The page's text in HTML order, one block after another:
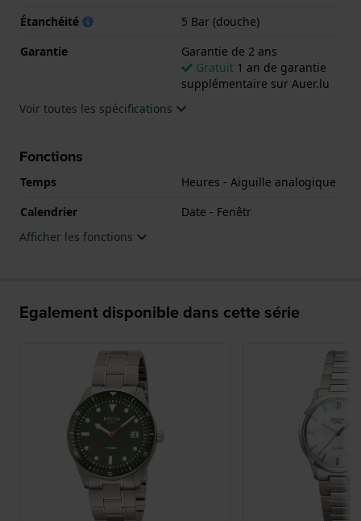
Étanchéité
5 Bar (douche)
Garantie
Garantie de 2 ans
Gratuit 1 an de garantie
supplémentaire sur Auer.lu
Voir toutes les spécifications
Fonctions
Temps
Heures - Aiguille analogique
Calendrier
Date - Fenêtr
Afficher les fonctions
Egalement disponible dans cette série